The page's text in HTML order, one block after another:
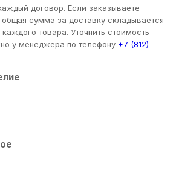
договор. Если заказываете
сумма за доставку складывается
товара. Уточнить стоимость
у менеджера по телефону +7 (812)